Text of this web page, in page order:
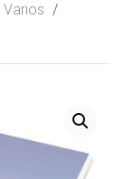
Varios /